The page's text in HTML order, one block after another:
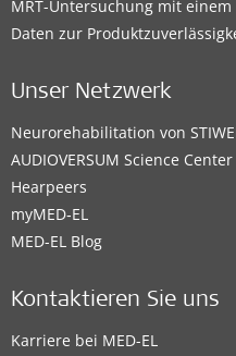
MRT-Untersuchung mit
Daten zur
Unser Netzwerk
Neurorehabilitation von
AUDIOVERSUM Science Center
Hearpeers
myMED‑EL
MED-EL Blog
Kontaktieren Sie uns
Karriere bei MED-EL